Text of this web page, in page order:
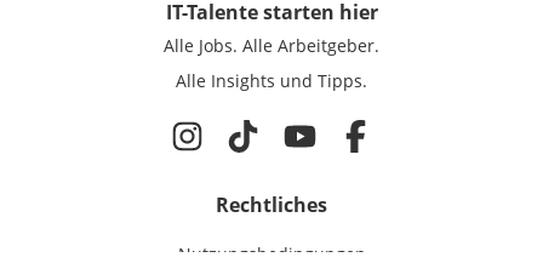
IT-Talentestarten hier
Alle Jobs. Alle Arbeitgeber.
Alle Insights und Tipps.
Rechtliches
Nutzungsbedingungen